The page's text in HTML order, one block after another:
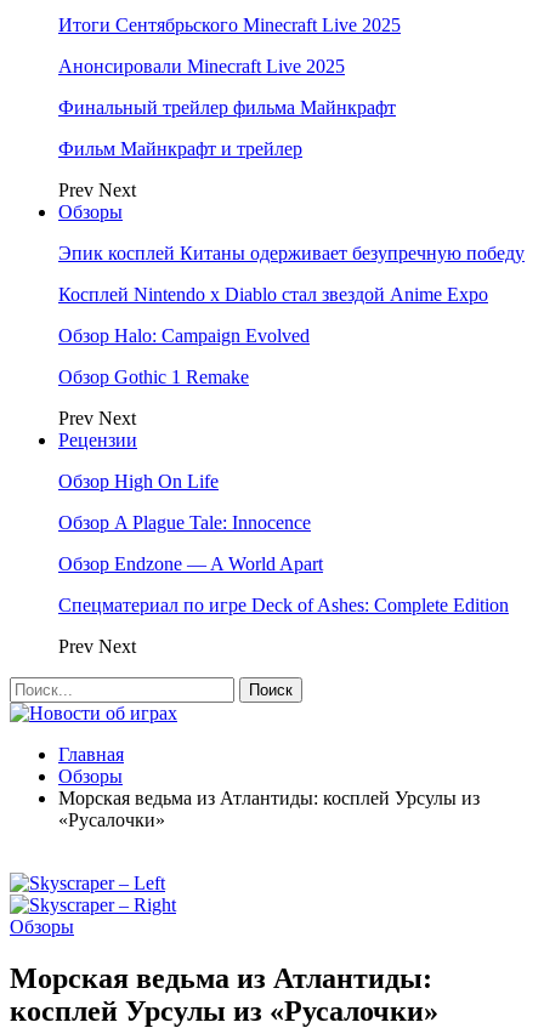
Итоги Сентябрьского Minecraft Live 2025
Анонсировали Minecraft Live 2025
Финальный трейлер фильма Майнкрафт
Фильм Майнкрафт и трейлер
Prev Next
Обзоры
Эпик косплей Китаны одерживает безупречную победу
Косплей Nintendo x Diablo стал звездой Anime Expo
Обзор Halo: Campaign Evolved
Обзор Gothic 1 Remake
Prev Next
Рецензии
Обзор High On Life
Обзор A Plague Tale: Innocence
Обзор Endzone — A World Apart
Спецматериал по игре Deck of Ashes: Complete Edition
Prev Next
Главная
Обзоры
Морская ведьма из Атлантиды: косплей Урсулы из
«Русалочки»
Обзоры
Морская ведьма из Атлантиды:
косплей Урсулы из «Русалочки»